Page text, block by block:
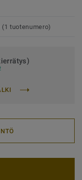
(1 tuotenumero)